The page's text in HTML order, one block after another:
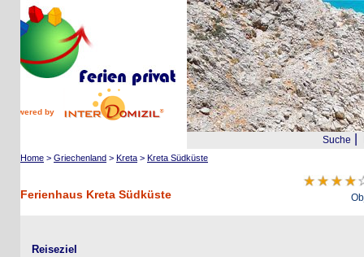
by
Suche|
Home>Griechenland>Kreta>Kreta Südküste
Ferienhaus Kreta Südküste
2
Reiseziel